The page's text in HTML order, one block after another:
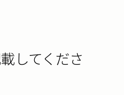
してくださ